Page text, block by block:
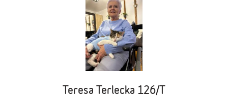
Teresa Terlecka 126/T